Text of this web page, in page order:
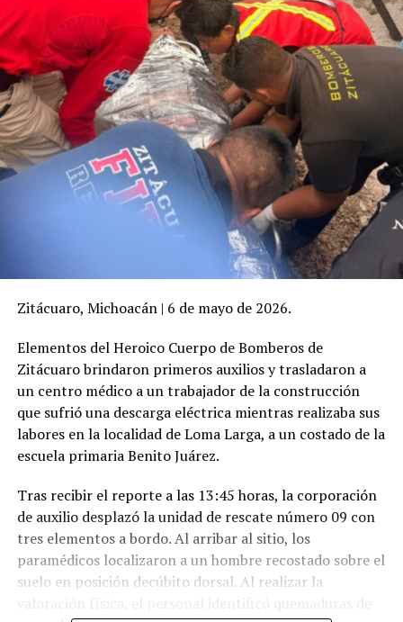
Zitácuaro, Michoacán | 6 de mayo de 2026.
Elementos del Heroico Cuerpo de Bomberos de
Zitácuaro brindaron primeros auxilios y trasladaron a
un centro médico a un trabajador de la construcción
que sufrió una descarga eléctrica mientras realizaba sus
labores en la localidad de Loma Larga, a un costado de la
escuela primaria Benito Juárez.
Tras recibir el reporte a las 13:45 horas, la corporación
de auxilio desplazó la unidad de rescate número 09 con
tres elementos a bordo. Al arribar al sitio, los
paramédicos localizaron a un hombre recostado sobre el
suelo en posición decúbito dorsal. Al realizar la